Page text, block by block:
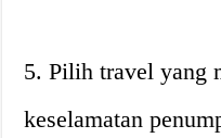
5. Pilih travel yang
keselamatan